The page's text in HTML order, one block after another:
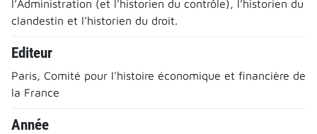
l’Administration (et l’historien du contrôle), l’historien du
clandestin et l’historien du droit.
Editeur
Paris, Comité pour l'histoire économique et financière de
la France
Année